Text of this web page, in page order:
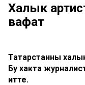
Халык
вафат
Татарстанның
Бу хакта
итте.